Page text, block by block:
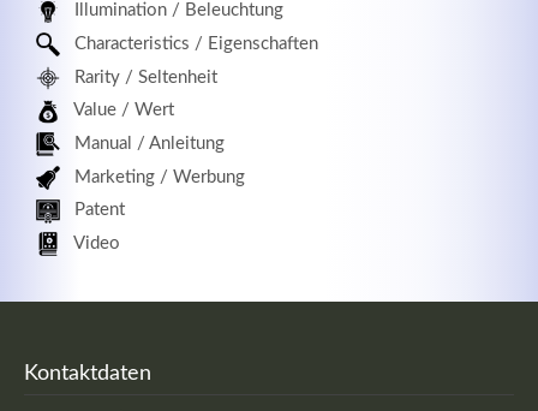
Illumination / Beleuchtung
Characteristics / Eigenschaften
Rarity / Seltenheit
Value / Wert
Manual / Anleitung
Marketing / Werbung
Patent
Video
Kontaktdaten